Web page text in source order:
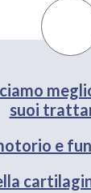
suoi
e